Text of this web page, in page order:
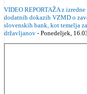
VIDEO REPORTAŽA z
dodatnih dokazih VZMD o
slovenskih bank, kot temelja
državljanov - Ponedeljek,